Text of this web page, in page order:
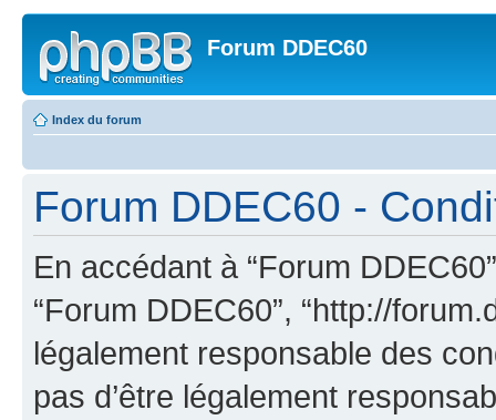
Forum DDEC60
Index du forum
Forum DDEC60 -
En accédant à “Forum
“Forum DDEC60”, “http://
légalement responsable des
pas d’être légalement